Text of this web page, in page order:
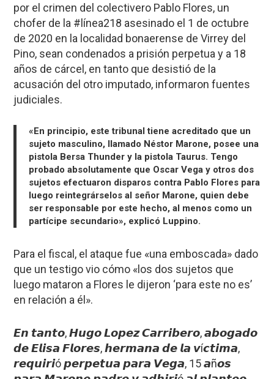
por el crimen del colectivero Pablo Flores, un
chofer de la #línea218 asesinado el 1 de octubre
de 2020 en la localidad bonaerense de Virrey del
Pino, sean condenados a prisión perpetua y a 18
años de cárcel, en tanto que desistió de la
acusación del otro imputado, informaron fuentes
judiciales.
«En principio, este tribunal tiene acreditado que un
sujeto masculino, llamado Néstor Marone, posee una
pistola Bersa Thunder y la pistola Taurus. Tengo
probado absolutamente que Oscar Vega y otros dos
sujetos efectuaron disparos contra Pablo Flores para
luego reintegrárselos al señor Marone, quien debe
ser responsable por este hecho, al menos como un
partícipe secundario», explicó Luppino.
Para el fiscal, el ataque fue «una emboscada» dado
que un testigo vio cómo «los dos sujetos que
luego mataron a Flores le dijeron ‘para este no es’
en relación a él».
𝙀𝙣 𝙩𝙖𝙣𝙩𝙤, 𝙃𝙪𝙜𝙤 𝙇𝙤𝙥𝙚𝙯 𝘾𝙖𝙧𝙧𝙞𝙗𝙚𝙧𝙤, 𝙖𝙗𝙤𝙜𝙖𝙙𝙤
𝙙𝙚 𝙀𝙡𝙞𝙨𝙖 𝙁𝙡𝙤𝙧𝙚𝙨, 𝙝𝙚𝙧𝙢𝙖𝙣𝙖 𝙙𝙚 𝙡𝙖 𝙫í𝙘𝙩𝙞𝙢𝙖,
𝙧𝙚𝙦𝙪𝙞𝙧𝙞ó 𝙥𝙚𝙧𝙥𝙚𝙩𝙪𝙖 𝙥𝙖𝙧𝙖 𝙑𝙚𝙜𝙖, 15 𝙖ñ𝙤𝙨